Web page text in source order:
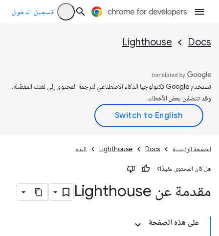
تسجيل الدخول
Docs
Lighthouse
تستخدم Google تكنولوجيا الذكاء الاصطناعي لترجمة المحتوى إلى لغتك المفضّلة،
وقد تتضمّن بعض الأخطاء.
الصفحة الرئيسية Docs
Lighthouse البدء
هل كان المحتوى مفيدًا؟
مقدمة عن Lighthouse
على هذه الصفحة